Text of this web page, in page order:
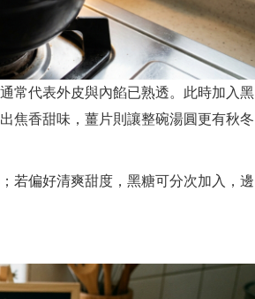
常代表外皮與內餡已熟透。此時加入黑
焦香甜味，薑片則讓整碗湯圓更有秋冬
若偏好清爽甜度，黑糖可分次加入，邊